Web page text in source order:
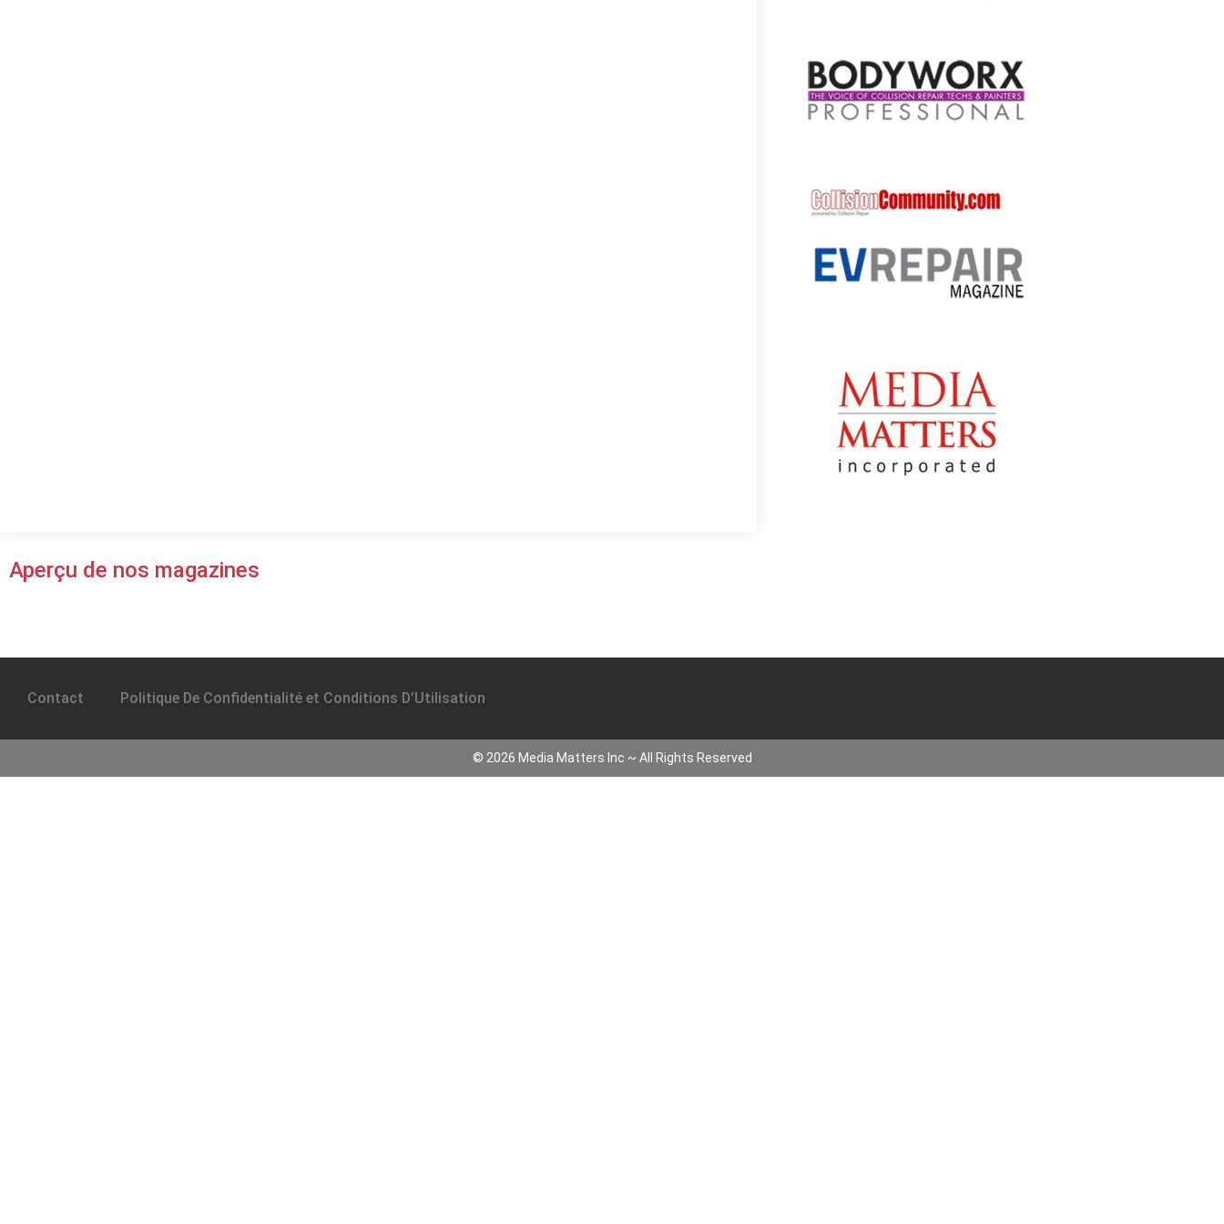
Aperçu de nos magazines
Contact Politique De Confidentialité et Conditions D’Utilisation
© 2026 Media Matters Inc ~ All Rights Reserved